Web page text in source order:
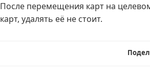
После перемещения карт на
карт, удалять её не стоит.